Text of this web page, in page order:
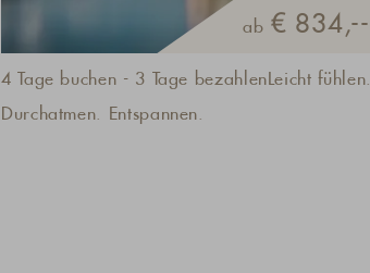
ab € 834,--
4 Tage buchen - 3 Tage bezahlenLeicht fühlen.
Durchatmen. Entspannen.